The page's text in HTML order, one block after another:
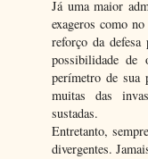
Já uma maior
exageros como
reforço da
possibilidade de
perímetro de sua
muitas das
sustadas.
Entretanto,
divergentes.